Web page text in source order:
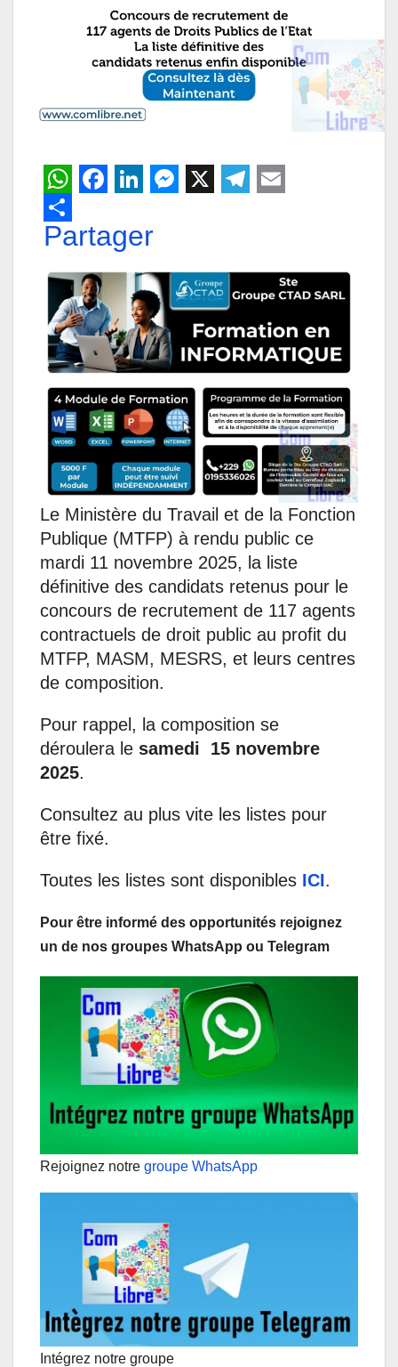
W
h
a
s
A
p
p
a
c
e
b
o
o
k
i
n
k
e
d
I
n
e
s
s
e
n
g
e
r
l
e
g
r
a
m
a
i
l
Partager
Le Ministère du Travail et de la Fonction
Publique (MTFP) à rendu public ce
mardi 11 novembre 2025, la liste
définitive des candidats retenus pour le
concours de recrutement de 117 agents
contractuels de droit public au profit du
MTFP, MASM, MESRS, et leurs centres
de composition.
Pour rappel, la composition se
déroulera le samedi 15 novembre
2025.
Consultez au plus vite les listes pour
être fixé.
Toutes les listes sont disponibles ICI.
Pour être informé des opportunités rejoignez
un de nos groupes WhatsApp ou Telegram
Rejoignez notre groupe WhatsApp
Intégrez notre groupe